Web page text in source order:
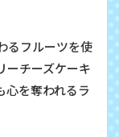
るフルーツを使
ーチーズケーキ
心を奪われるラ